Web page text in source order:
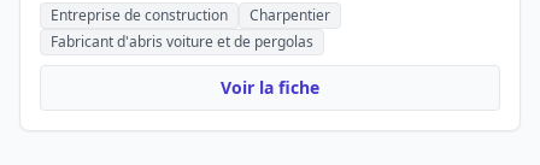
Entreprise de construction
Charpentier
Fabricant d'abris voiture et de pergolas
Voir la fiche